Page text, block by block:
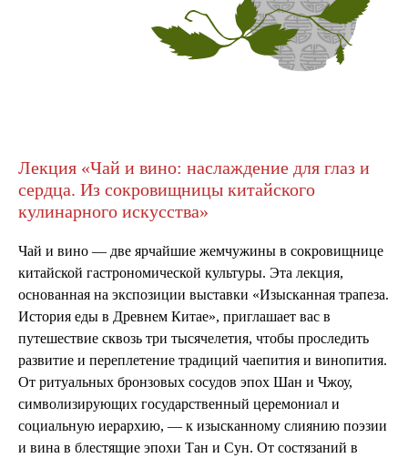
Лекция «Чай и вино: наслаждение для глаз и
сердца. Из сокровищницы китайского
кулинарного искусства»
Чай и вино — две ярчайшие жемчужины в сокровищнице
китайской гастрономической культуры. Эта лекция,
основанная на экспозиции выставки «Изысканная трапеза.
История еды в Древнем Китае», приглашает вас в
путешествие сквозь три тысячелетия, чтобы проследить
развитие и переплетение традиций чаепития и винопития.
От ритуальных бронзовых сосудов эпох Шан и Чжоу,
символизирующих государственный церемониал и
социальную иерархию, — к изысканному слиянию поэзии
и вина в блестящие эпохи Тан и Сун. От состязаний в